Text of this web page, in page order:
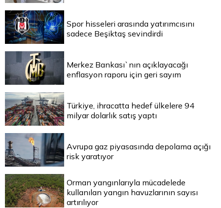
Spor hisseleri arasında yatırımcısını
sadece Beşiktaş sevindirdi
Merkez Bankası`nın açıklayacağı
enflasyon raporu için geri sayım
Türkiye, ihracatta hedef ülkelere 94
milyar dolarlık satış yaptı
Avrupa gaz piyasasında depolama açığı
risk yaratıyor
Orman yangınlarıyla mücadelede
kullanılan yangın havuzlarının sayısı
artırılıyor